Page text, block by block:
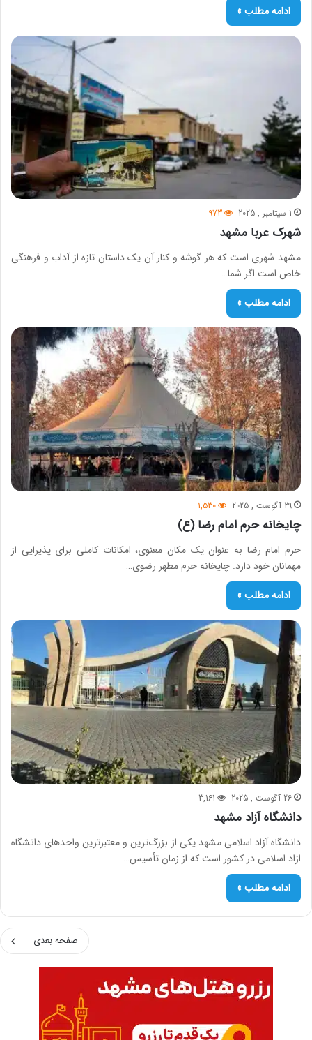
ادامه مطلب »
1 سپتامبر , 2025 973
شهرک عربا مشهد
مشهد شهری است که هر گوشه و کنار آن یک داستان تازه از آداب و فرهنگی
خاص است اگر شما…
ادامه مطلب »
29 آگوست , 2025 1,530
چایخانه حرم امام رضا (ع)
حرم امام رضا به عنوان یک مکان معنوی، امکانات کاملی برای پذیرایی از
مهمانان خود دارد. چایخانه حرم مطهر رضوی…
ادامه مطلب »
26 آگوست , 2025 3,161
دانشگاه آزاد مشهد
دانشگاه آزاد اسلامی مشهد یکی از بزرگ‌ترین و معتبرترین واحدهای دانشگاه
ازاد اسلامی در کشور است که از زمان تأسیس…
ادامه مطلب »
صفحه بعدی